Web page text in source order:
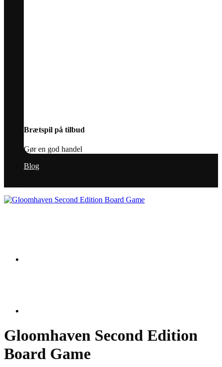
Brætspil på tilbud
Gør en god handel
Blog
Gloomhaven Second Edition
Board Game